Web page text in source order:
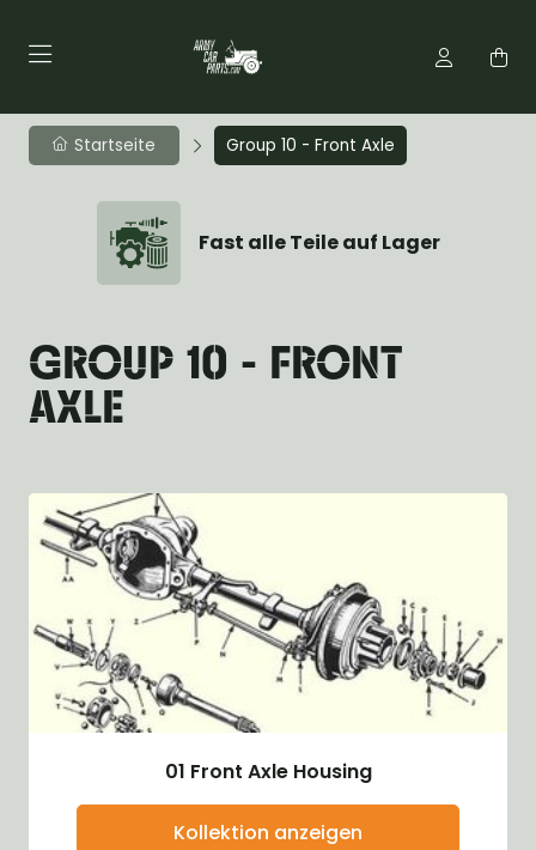
Startseite Group 10 - Front Axle
Fast alle Teile auf Lager
GROUP 10 - FRONT
AXLE
01 Front Axle Housing
Kollektion anzeigen